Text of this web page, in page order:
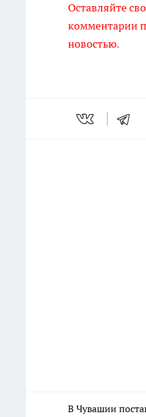
Оставляйте
комментарии
новостью.
В Чувашии